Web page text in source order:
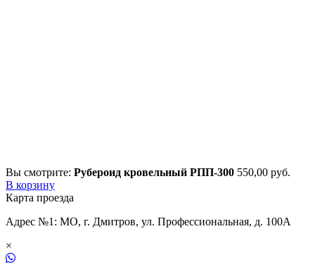
Вы смотрите: Рубероид кровельный РПП-300 550,00 руб.
В корзину
Карта проезда
Адрес №1: МО, г. Дмитров, ул. Профессиональная, д. 100А
×